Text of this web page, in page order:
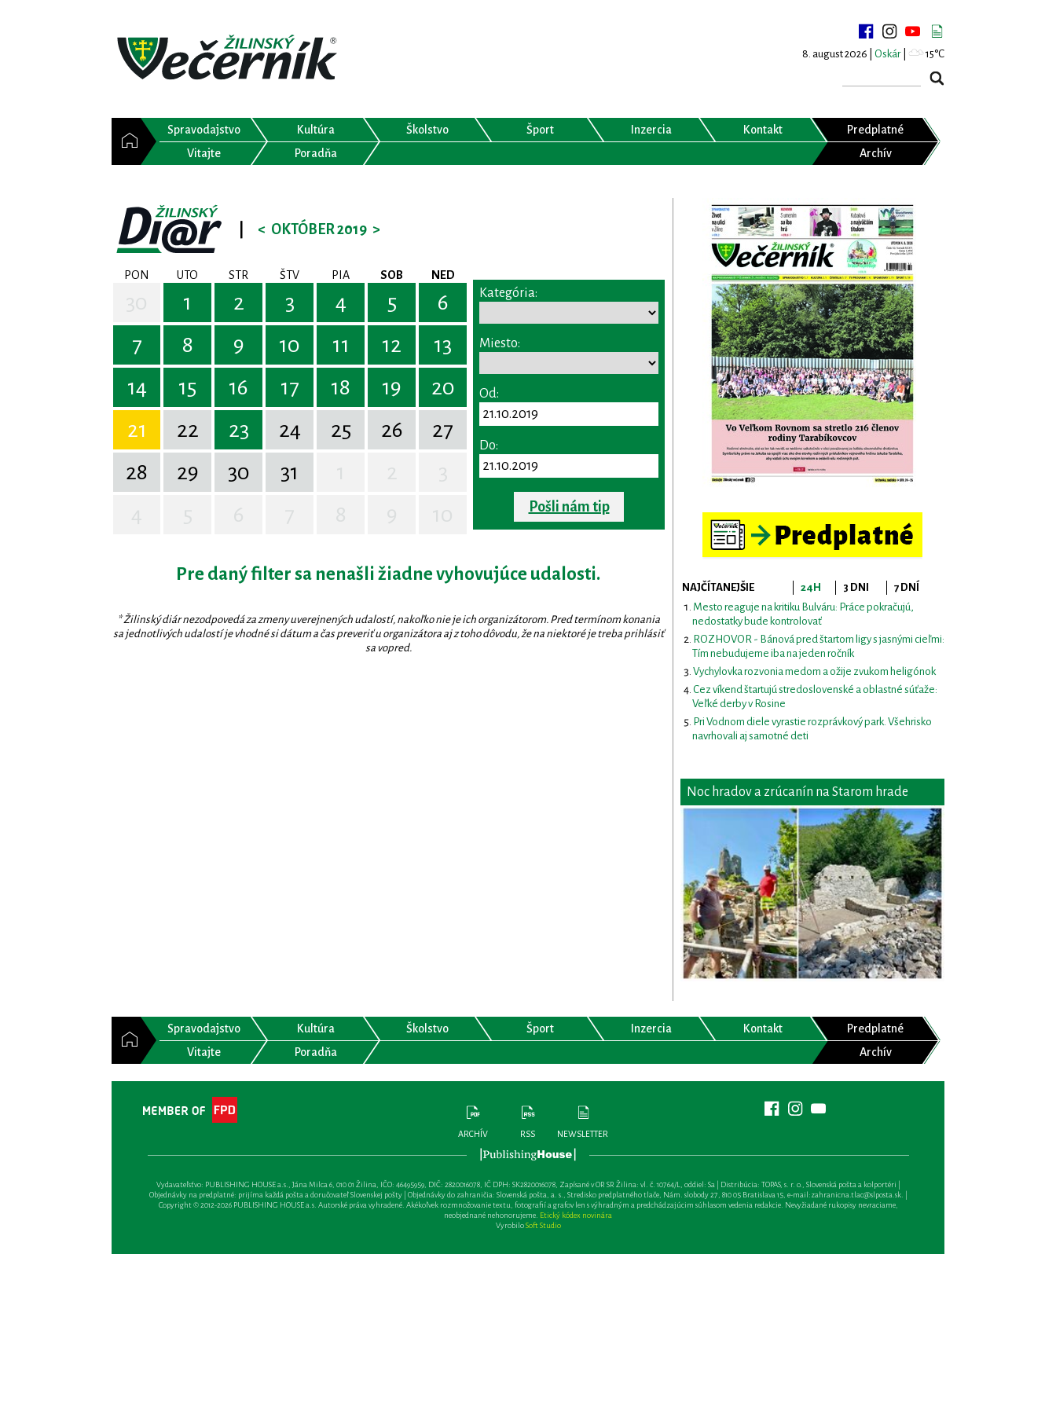
8. august 2026 | Oskár 15°C
Spravodajstvo Kultúra Školstvo Šport Inzercia Kontakt
Predplatné
Vitajte
Poradňa Archív
< OKTÓBER 2019 >
PON UTO STR ŠTV PIA SOB NED
1 2 3 4 5
6
7
8 9 10 11 12
13
14
15 16 17 18 19
20
21
22 23 24 25 26
27
28
29 30 31
Kategória:
Miesto:
Od:
Do:
Pošli nám tip
Pre daný filter sa nenašli žiadne vyhovujúce udalosti.
* Žilinský diár nezodpovedá za zmeny uverejnených udalostí, nakoľko nie je ich organizátorom. Pred termínom konania
sa jednotlivých udalostí je vhodné si dátum a čas preveriť u organizátora aj z toho dôvodu, že na niektoré je treba prihlásiť
sa vopred.
NAJČÍTANEJŠIE 24H 3 DNI
7 DNÍ
Mesto reaguje na kritiku Bulváru: Práce pokračujú,
nedostatky bude kontrolovať
ROZHOVOR - Bánová pred štartom ligy s jasnými cieľmi:
Tím nebudujeme iba na jeden ročník
Vychylovka rozvonia medom a ožije zvukom heligónok
Cez víkend štartujú stredoslovenské a oblastné súťaže:
Veľké derby v Rosine
Pri Vodnom diele vyrastie rozprávkový park. Všehrisko
navrhovali aj samotné deti
Noc hradov a zrúcanín na Starom hrade
Spravodajstvo Kultúra Školstvo Šport Inzercia Kontakt
Predplatné
Vitajte
Poradňa Archív
ARCHÍV RSS NEWSLETTER
Vydavateľsťvo: PUBLISHING HOUSE a.s., Jána Milca 6, 010 01 Žilina, IČO: 46495959, DIČ: 2820016078, IČ DPH: SK2820016078, Zapísané v OR SR Žilina: vl. č. 10764/L, oddiel: Sa | Distribúcia: TOPAS, s. r. o., Slovenská pošta a kolportéri |
Objednávky na predplatné: prijíma každá pošta a doručovateľ Slovenskej pošty | Objednávky do zahraničia: Slovenská pošta, a. s., Stredisko predplatného tlače, Nám. slobody 27, 810 05 Bratislava 15, e-mail:zahranicna.tlac@slposta.sk. |
Copyright © 2012-2026 PUBLISHING HOUSE a.s. Autorské práva vyhradené. Akékoľvek rozmnožovanie textu, fotografií a grafov len s výhradným a predchádzajúcim súhlasom vedenia redakcie. Nevyžiadané rukopisy nevraciame,
neobjednané nehonorujeme. Etický kódex novinára
VyrobiloSoft Studio